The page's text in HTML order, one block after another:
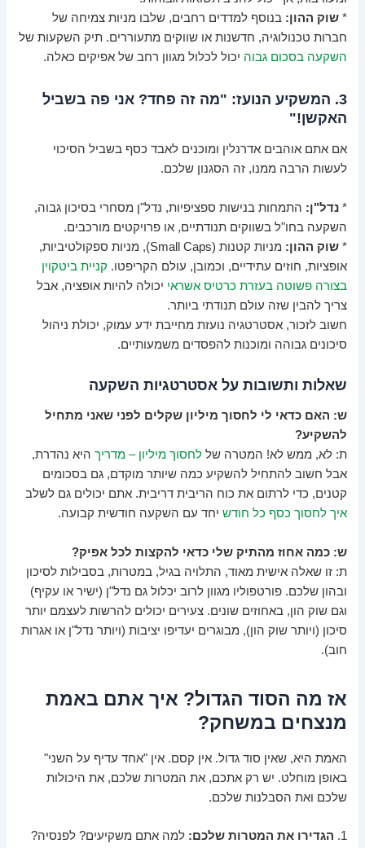
*שוק ההון: בנוסף למדדים רחבים, שלבו מניות צמיחה של
חברות טכנולוגיה, חדשנות או שווקים מתעוררים. תיק השקעות של
השקעה בסכום גבוה יכול לכלול מגוון רחב של אפיקים כאלה.
3. המשקיע הנועז: "מה זה פחד? אני פה בשביל
האקשן!"
אם אתם אוהבים אדרנלין ומוכנים לאבד כסף בשביל הסיכוי
לעשות הרבה ממנו, זה הסגנון שלכם.
*נדל"ן: התמחות בנישות ספציפיות, נדל"ן מסחרי בסיכון גבוה,
השקעה בחו"ל בשווקים תנודתיים, או פרויקטים מורכבים.
*שוק ההון:
מניות קטנות (Small Caps), מניות ספקולטיביות,
אופציות, חוזים עתידיים, וכמובן, עולם הקריפטו. קניית ביטקוין
בצורה פשוטה בעזרת כרטיס אשראי יכולה להיות אופציה, אבל
צריך להבין שזה עולם תנודתי ביותר.
חשוב לזכור, אסטרטגיה נועזת מחייבת ידע עמוק, יכולת ניהול
סיכונים גבוהה ומוכנות להפסדים משמעותיים.
שאלות ותשובות על אסטרטגיות השקעה
ש: האם כדאי לי לחסוך מיליון שקלים לפני שאני מתחיל
להשקיע?
ת: לא, ממש לא! המטרה שללחסוך מיליון – מדריך היא נהדרת,
אבל חשוב להתחיל להשקיע כמה שיותר מוקדם, גם בסכומים
קטנים, כדי לרתום את כוח הריבית דריבית. אתם יכולים גם לשלב
איך לחסוך כסף כל חודש יחד עם השקעה חודשית קבועה.
ש: כמה אחוז מהתיק שלי כדאי להקצות לכל אפיק?
ת: זו שאלה אישית מאוד, התלויה בגיל, במטרות, בסבילות לסיכון
ובהון שלכם. פורטפוליו מגוון לרוב יכלול גם נדל"ן (ישיר או עקיף)
וגם שוק הון, באחוזים שונים. צעירים יכולים להרשות לעצמם יותר
סיכון (ויותר שוק הון), מבוגרים יעדיפו יציבות (ויותר נדל"ן או אגרות
חוב).
אז מה הסוד הגדול? איך אתם באמת
מנצחים במשחק?
האמת היא, שאין סוד גדול. אין קסם. אין "אחד עדיף על השני"
באופן מוחלט. יש רק אתכם, את המטרות שלכם, את היכולות
שלכם ואת הסבלנות שלכם.
1. הגדירו את המטרות שלכם: למה אתם משקיעים? לפנסיה?